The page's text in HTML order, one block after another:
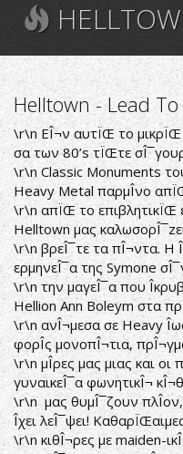
Helltown - Lead
\r\n ΕÎ¬ν αυτÏŒ το μικρÏŒ
σα των 80’s τÏŒτε
\r\n Classic Monuments
Heavy Metal παρμÎ­νο
\r\n απÏŒ το επιβλητικÏŒ
Helltown μας
\r\n βρεÎ¯τε τα πÎ¬ντα. Η
ερμηνεÎ¯α της Symone
\r\n την μαγεÎ¯α που
Hellion Ann Boleym στα
\r\n ανÎ¬μεσα σε Heavy
φορÎ­ς μονοπÎ¬τια,
\r\n μÎ­ρες μας μιας και οι
γυναικεÎ¯α φωνητικÎ¬
\r\n μας θυμÎ¯ζουν πλÎ­ον,
Î­χει λεÎ¯ψει!
\r\n κιθÎ¬ρες με maiden-